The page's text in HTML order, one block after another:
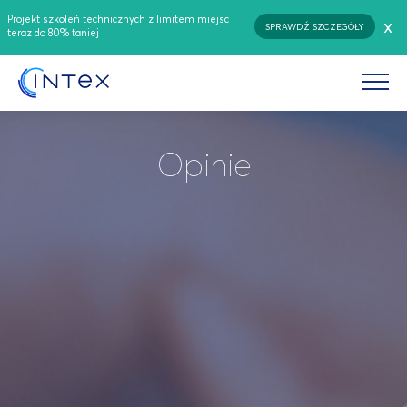
Projekt szkoleń technicznych z limitem miejsc
teraz do 80% taniej
SPRAWDŹ SZCZEGÓŁY x
Opinie